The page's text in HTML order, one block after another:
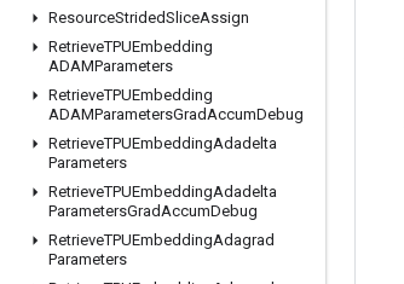
ResourceStridedSliceAssign
RetrieveTPUEmbedding
ADAMParameters
RetrieveTPUEmbedding
ADAMParametersGradAccumDebug
RetrieveTPUEmbeddingAdadelta
Parameters
RetrieveTPUEmbeddingAdadelta
ParametersGradAccumDebug
RetrieveTPUEmbeddingAdagrad
Parameters